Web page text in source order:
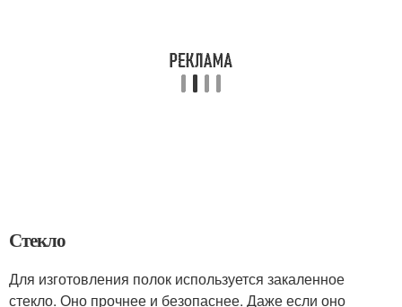
Стекло
Для изготовления полок используется закаленное
стекло. Оно прочнее и безопаснее. Даже если оно